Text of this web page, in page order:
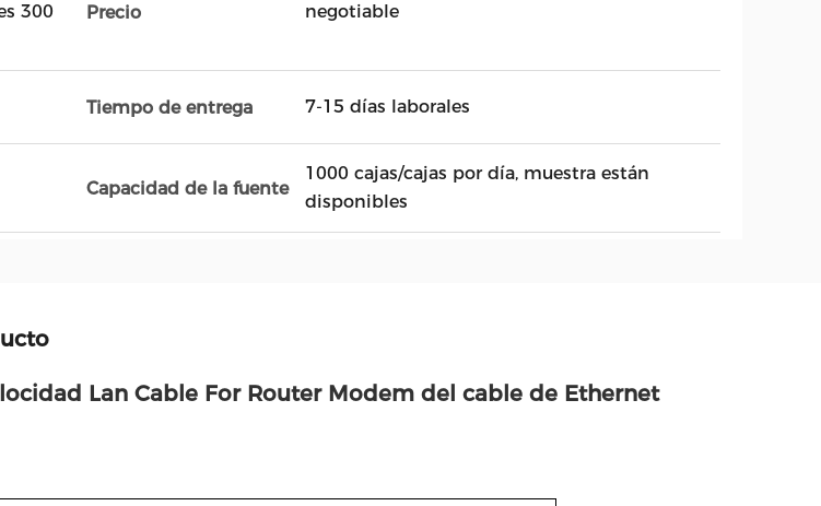
300
Precio negotiable
Tiempo de entrega 7-15 días laborales
Capacidad de la fuente
1000 cajas/cajas por día, muestra están
disponibles
Lan Cable For Router Modem del cable de Ethernet